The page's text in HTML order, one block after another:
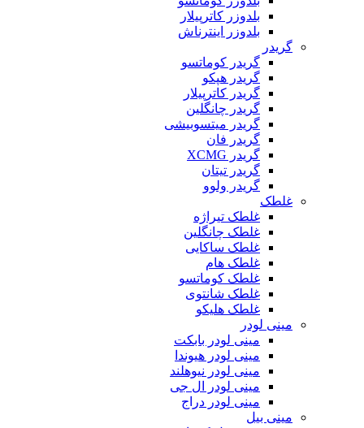
بلدوزر کاترپیلار
بلدوزر اینترناش
گریدر
گریدر کوماتسو
گریدر هپکو
گریدر کاترپیلار
گریدر چانگلین
گریدر میتسوبیشی
گریدر فان
گریدر XCMG
گریدر تیتان
گریدر ولوو
غلطک
غلطک تیراژه
غلطک چانگلین
غلطک ساکایی
غلطک هام
غلطک کوماتسو
غلطک شانتوی
غلطک هلیکو
مینی لودر
مینی لودر بابکت
مینی لودر هیوندا
مینی لودر نیوهلند
مینی لودر ال جی
مینی لودر دراج
مینی بیل